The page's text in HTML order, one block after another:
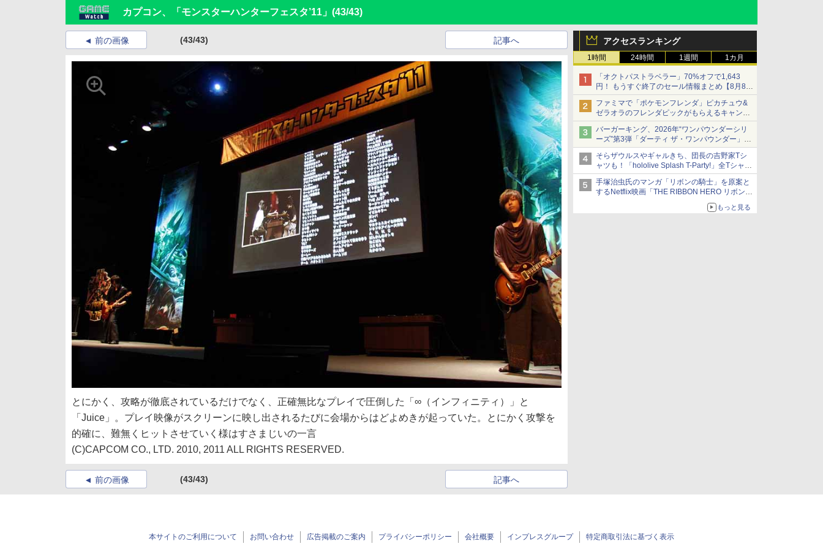
カプコン、「モンスターハンターフェスタ’11」 (43/43)
アクセスランキング
1時間 24時間 1週間 1カ月
「オクトパストラベラー」70%オフで1,643
円！ もうすぐ終了のセール情報まとめ【8月8日
更新】
ニンテンドーeショップでは「大神 絶景版」が
67%オフで990円
ファミマで「ポケモンフレンダ」ピカチュウ&
ゼラオラのフレンダピックがもらえるキャンペ
ーン開催！
バーガーキング、2026年“ワンパウンダーシリ
ーズ”第3弾「ダーティ ザ・ワンパウンダー」を
8月7日発売
「特製ガーリックマヨソース」を使用した超大
型チーズバーガー
そらザウルスやギャルきち、団長の吉野家Tシ
ャツも！「hololive Splash T-Party!」全Tシャツ
ラインナップ公開＆オンライン販売開始
手塚治虫氏のマンガ「リボンの騎士」を原案と
するNetflix映画「THE RIBBON HERO リボンヒ
もっと見る
前の画像 (43/43) 記事へ
とにかく、攻略が徹底されているだけでなく、正確無比なプレイで圧倒した「∞（インフィニティ）」と
「Juice」。プレイ映像がスクリーンに映し出されるたびに会場からはどよめきが起っていた。とにかく攻撃を
的確に、難無くヒットさせていく様はすさまじいの一言
(C)CAPCOM CO., LTD. 2010, 2011 ALL RIGHTS RESERVED.
前の画像 (43/43) 記事へ
本サイトのご利用について お問い合わせ 広告掲載のご案内 プライバシーポリシー 会社概要 インプレスグループ 特定商取引法に基づく表示